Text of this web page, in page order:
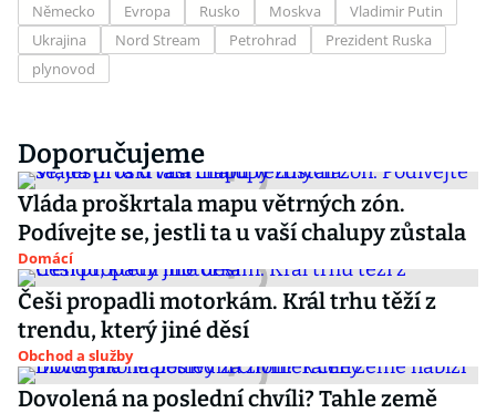
Německo Evropa Rusko Moskva
Vladimir Putin
Ukrajina
Nord Stream Petrohrad
Prezident Ruska
plynovod
Doporučujeme
Vláda proškrtala mapu větrných zón.
Podívejte se, jestli ta u vaší chalupy zůstala
Domácí
Češi propadli motorkám. Král trhu těží z
trendu, který jiné děsí
Obchod a služby
Dovolená na poslední chvíli? Tahle země